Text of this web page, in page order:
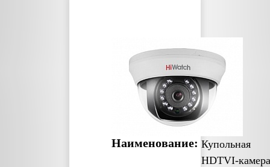
Наименование: Купольная
HDTVI-камера